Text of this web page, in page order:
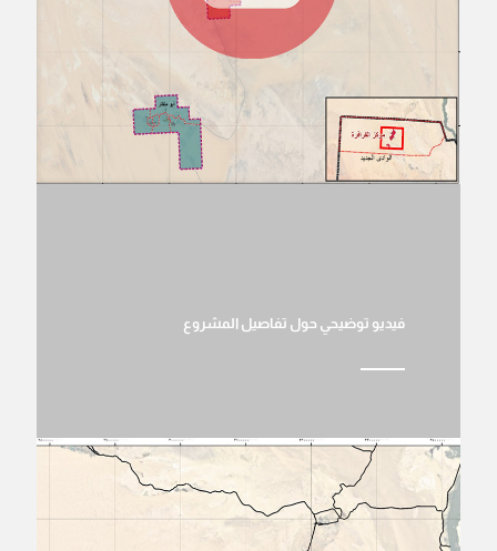
فيديو توضيحي حول تفاصيل المشروع